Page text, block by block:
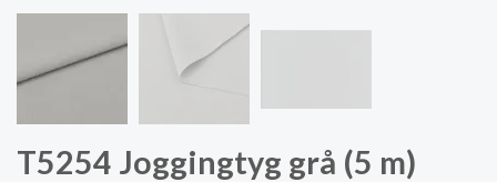
T5254 Joggingtyg grå (5 m)